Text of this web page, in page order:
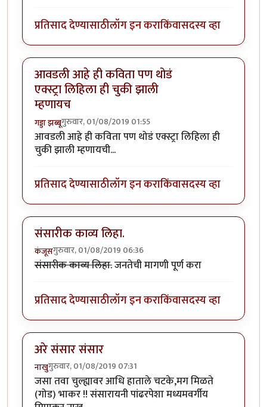
प्रतिसाद देण्यासाठीलॉग इन कराकिंवासदस्य व्हा
आवडली आहे ही कविता पण थोडं
एक्स्ट्रा लिहिला ही चुकी झाली
म्हणायच
गड्डा झब्बूगुरुवार, 01/08/2019 01:55
आवडली आहे ही कविता पण थोडं एक्स्ट्रा लिहिला ही
चुकी झाली म्हणायची...
प्रतिसाद देण्यासाठीलॉग इन कराकिंवासदस्य व्हा
संसारीक काव्य लिहा.
कंजूसगुरुवार, 01/08/2019 06:36
संसारीक काव्य लिहा.जनतेची मागणी पूर्ण करा
प्रतिसाद देण्यासाठीलॉग इन कराकिंवासदस्य व्हा
अरे संसार संसार
नाखुगुरुवार, 01/08/2019 07:31
जसा तवा चुल्ह्यावर आधि हाताले चटके,मग मिळते
(गोड) भाकर !! संसारायनी पांढरपेशा मध्यमवर्गीय